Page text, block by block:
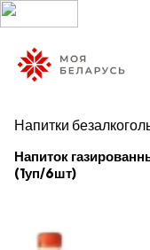
Напитки
Напиток
(1уп/6шт)